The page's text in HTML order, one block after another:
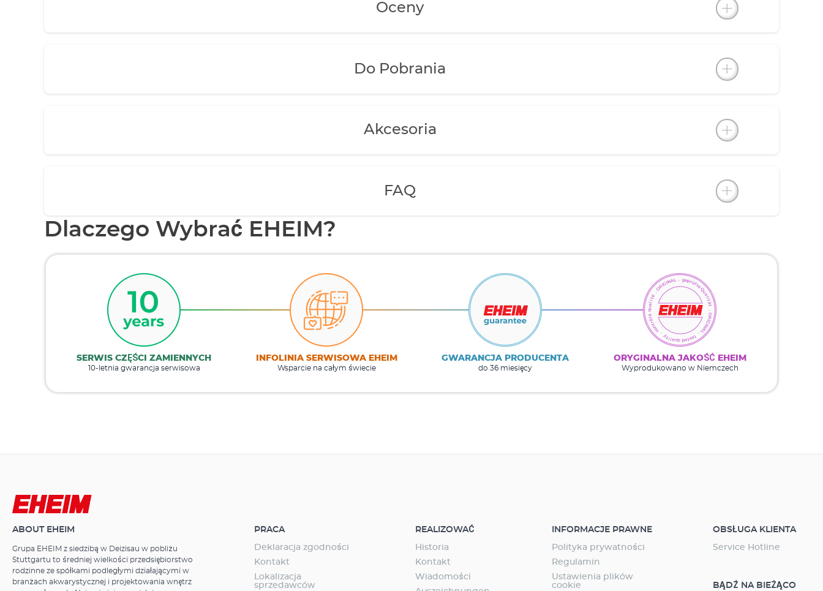
Oceny
Do Pobrania
Akcesoria
FAQ
Dlaczego Wybrać EHEIM?
SERWIS CZĘŚCI ZAMIENNYCH
10-letnia gwarancja serwisowa
INFOLINIA SERWISOWA EHEIM
Wsparcie na całym świecie
GWARANCJA PRODUCENTA
do 36 miesięcy
ORYGINALNA JAKOŚĆ EHEIM
Wyprodukowano w Niemczech
ABOUT EHEIM
Grupa EHEIM z siedzibą w Deizisau w pobliżu
Stuttgartu to średniej wielkości przedsiębiorstwo
rodzinne ze spółkami podległymi działającymi w
branżach akwarystycznej i projektowania wnętrz
PRACA
Deklaracja zgodności
Kontakt
Lokalizacja
sprzedawców
REALIZOWAĆ
Historia
Kontakt
Wiadomości
INFORMACJE PRAWNE
Polityka prywatności
Regulamin
Ustawienia plików
cookie
OBSŁUGA KLIENTA
Service Hotline
BĄDŹ NA BIEŻĄCO